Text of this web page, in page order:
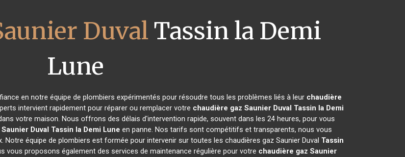
Duval Tassin la Demi
Lune
en notre équipe de plombiers expérimentés pour résoudre tous les problèmes liés à leur chaudière
intervient rapidement pour réparer ou remplacer votre chaudière gaz Saunier Duval Tassin la Demi
votre maison. Nous offrons des délais d'intervention rapide, souvent dans les 24 heures, pour vous
Duval Tassin la Demi Lune en panne. Nos tarifs sont compétitifs et transparents, nous vous
équipe de plombiers est formée pour intervenir sur toutes les chaudières gaz Saunier Duval Tassin
vous proposons également des services de maintenance régulière pour votre chaudière gaz Saunier